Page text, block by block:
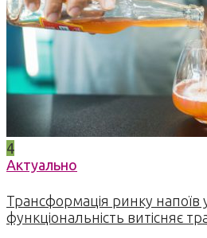
4
Актуально
Трансформація ринку напоїв
функціональність витісняє